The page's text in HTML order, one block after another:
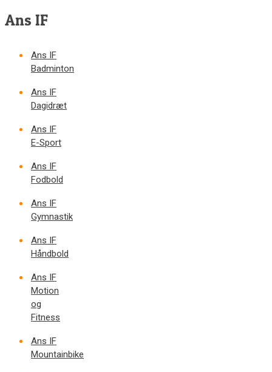
Ans IF
Ans IF
Badminton
Ans IF
Dagidræt
Ans IF
E-Sport
Ans IF
Fodbold
Ans IF
Gymnastik
Ans IF
Håndbold
Ans IF
Motion
og
Fitness
Ans IF
Mountainbike